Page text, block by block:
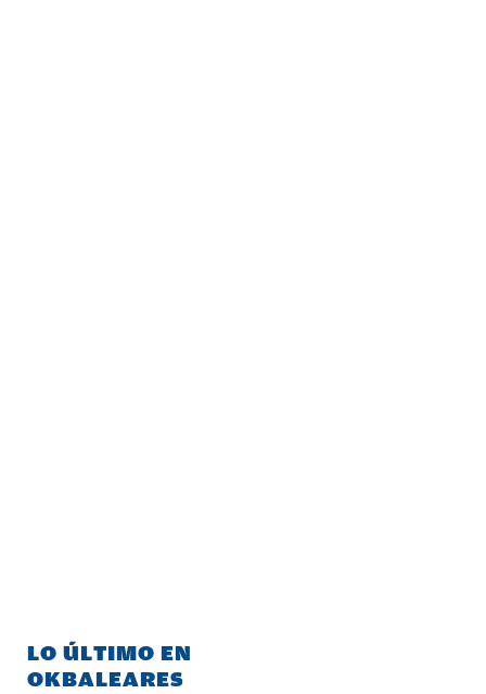
LO ÚLTIMO EN
OKBALEARES